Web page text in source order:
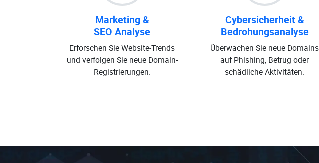
Marketing &
SEO Analyse
Erforschen Sie Website-Trends
und verfolgen Sie neue Domain-
Registrierungen.
Cybersicherheit &
Bedrohungsanalyse
Überwachen Sie neue Domains
auf Phishing, Betrug oder
schädliche Aktivitäten.